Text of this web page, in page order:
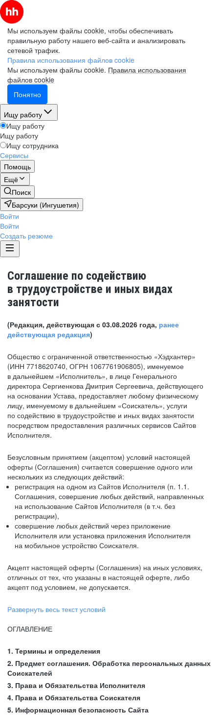
Мы используем файлы cookie, чтобы обеспечивать
правильную работу нашего веб-сайта и анализировать
сетевой трафик.
Правила использования файлов cookie
Мы используем файлы cookie. Правила использования
файлов cookie
Понятно
Ищу работу
Ищу работу
Ищу работу
Ищу сотрудника
Сервисы
Помощь
Ещё
Поиск
Барсуки (Ингушетия)
Войти
Войти
Создать резюме
Соглашение по содействию
в трудоустройстве и иных видах
занятости
(Редакция, действующая с 03.08.2026 года, ранее
действующая редакция)
Общество с ограниченной ответственностью «Хэдхантер»
(ИНН 7718620740, ОГРН 1067761906805), именуемое
в дальнейшем «Исполнитель», в лице Генерального
директора Сергиенкова Дмитрия Сергеевича, действующего
на основании Устава, предоставляет любому физическому
лицу, именуемому в дальнейшем «Соискатель», услуги
по содействию в трудоустройстве и иных видах занятости
посредством предоставления различных сервисов Сайтов
Исполнителя.
Безусловным принятием (акцептом) условий настоящей
оферты (Соглашения) считается совершение одного или
нескольких из следующих действий:
регистрация на одном из Сайтов Исполнителя (п. 1.1.
Соглашения, совершение любых действий, направленных
на использование Сайтов Исполнителя (в т.ч. без
регистрации),
совершение любых действий через приложение
Исполнителя или установка приложения Исполнителя
на мобильное устройство Соискателя.
Акцепт настоящей оферты (Соглашения) на иных условиях,
отличных от тех, что указаны в настоящей оферте, либо
акцепт под условием, не допускается.
Развернуть весь текст условий
ОГЛАВЛЕНИЕ
1. Термины и определения
2. Предмет соглашения. Обработка персональных данных
Соискателей
3. Права и Обязательства Исполнителя
4. Права и Обязательства Соискателя
5. Информационная безопасность Сайта